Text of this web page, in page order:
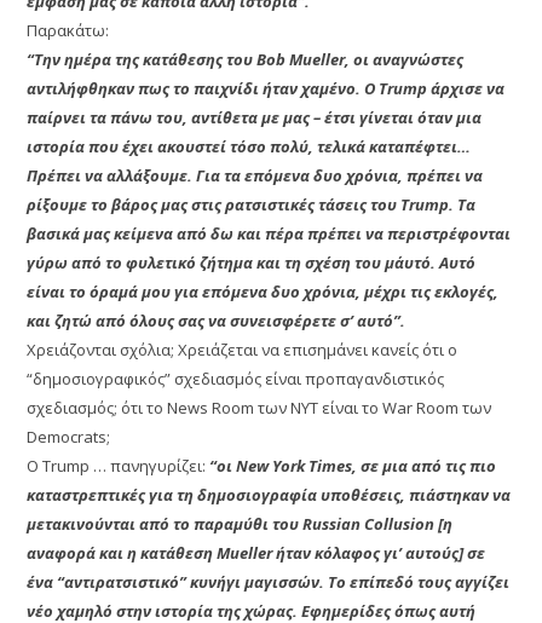
Παρακάτω:
“Την ημέρα της κατάθεσης του Bob Mueller, οι αναγνώστες
αντιλήφθηκαν πως το παιχνίδι ήταν χαμένο. Ο Trump άρχισε να
παίρνει τα πάνω του, αντίθετα με μας – έτσι γίνεται όταν μια
ιστορία που έχει ακουστεί τόσο πολύ, τελικά καταπέφτει…
Πρέπει να αλλάξουμε. Για τα επόμενα δυο χρόνια, πρέπει να
ρίξουμε το βάρος μας στις ρατσιστικές τάσεις του Trump. Τα
βασικά μας κείμενα από δω και πέρα πρέπει να περιστρέφονται
γύρω από το φυλετικό ζήτημα και τη σχέση του μ΄αυτό. Αυτό
είναι το όραμά μου για επόμενα δυο χρόνια, μέχρι τις εκλογές,
και ζητώ από όλους σας να συνεισφέρετε σ’ αυτό”.
Χρειάζονται σχόλια; Χρειάζεται να επισημάνει κανείς ότι ο
“δημοσιογραφικός” σχεδιασμός είναι προπαγανδιστικός
σχεδιασμός; ότι το News Room των NYT είναι το War Room των
Democrats;
Ο Trump … πανηγυρίζει: “οι New York Times, σε μια από τις πιο
καταστρεπτικές για τη δημοσιογραφία υποθέσεις, πιάστηκαν να
μετακινούνται από το παραμύθι του Russian Collusion [η
αναφορά και η κατάθεση Mueller ήταν κόλαφος γι’ αυτούς] σε
ένα “αντιρατσιστικό” κυνήγι μαγισσών. Το επίπεδό τους αγγίζει
νέο χαμηλό στην ιστορία της χώρας. Εφημερίδες όπως αυτή